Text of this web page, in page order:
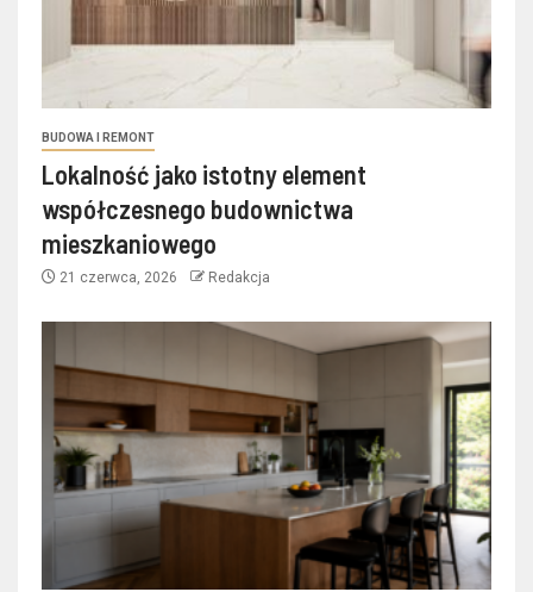
BUDOWA I REMONT
Lokalność jako istotny element
współczesnego budownictwa
mieszkaniowego
21 czerwca, 2026 Redakcja